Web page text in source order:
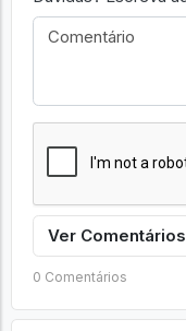
Ver Comentários
0 Comentários